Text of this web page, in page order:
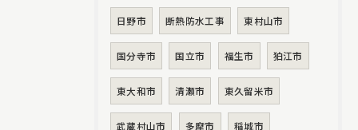
日野市 断熱防水工事 東村山市
国分寺市 国立市 福生市 狛江市
東大和市 清瀬市 東久留米市
武蔵村山市 多摩市 稲城市